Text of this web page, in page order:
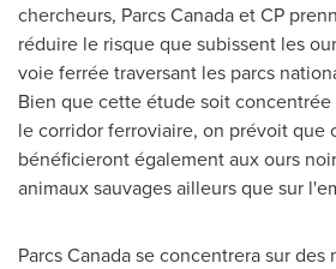
chercheurs, Parcs Canada et CP
réduire le risque que subissent les
voie ferrée traversant les parcs
Bien que cette étude soit
le corridor ferroviaire, on prévoit que
bénéficieront également aux ours
animaux sauvages ailleurs que sur
Parcs Canada se concentrera sur